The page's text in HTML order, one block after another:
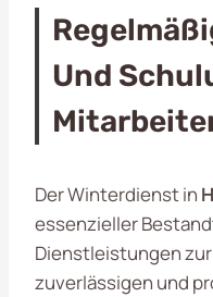
Und
Der Winterdienst in
essenzieller
Dienstleistungen
zuverlässigen und